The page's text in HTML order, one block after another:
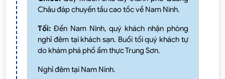
Châu đáp chuyến tầu cao tốc về Nam Ninh.
Tối: Đến Nam Ninh, quý khách nhận phòng
nghỉ đêm tại khách sạn. Buổi tối quý khách tự
do khám phá phố ẩm thực Trung Sơn.
Nghỉ đêm tại Nam Ninh.